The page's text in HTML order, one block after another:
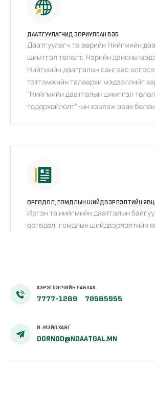
ДААТГУУЛАГЧИД ЗОРИУЛСАН ВЭБ
Даатгуулагч та өөрийн Нийгмийн
шимтгэл төлөлт, Нэрийн дансны
Нийгмийн даатгалын сангаас
тэтгэмжийн талаархи мэдээллийг
"Нийгмийн даатгалын шимтгэл
тодорхойлолт"-ын хэвлэж авах
ӨРГӨДӨЛ, ГОМДЛЫН ШИЙДВЭРЛЭЛТИЙН ЯВЦ
Иргэн та нийгмийн даатгалын
өргөдөл, гомдлын шийдвэрлэлтийн
ӨНДӨР НАСНЫ ТЭТГЭВЭР ТООЦОХ
Иргэд, даатгуулагчид нийгмийн
ХЭРЭГЛЭГЧИЙН ЛАВЛАХ
7777-1289 70585955
И-МЭЙЛ ХАЯГ
DORNOD@NDAATGAL.MN